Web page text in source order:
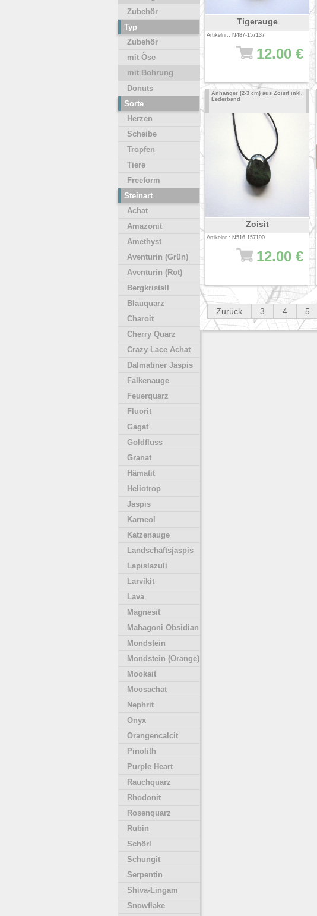
Tigerauge
Artikelnr.: N487-157137
12.00 €
Anhänger (2-3 cm) aus Zoisit inkl.
Lederband
Zoisit
Artikelnr.: N516-157190
12.00 €
Zurück 3 4 5
Zubehör
Typ
Zubehör
mit Öse
mit Bohrung
Donuts
Sorte
Herzen
Scheibe
Tropfen
Tiere
Freeform
Steinart
Achat
Amazonit
Amethyst
Aventurin (Grün)
Aventurin (Rot)
Bergkristall
Blauquarz
Charoit
Cherry Quarz
Crazy Lace Achat
Dalmatiner Jaspis
Falkenauge
Feuerquarz
Fluorit
Gagat
Goldfluss
Granat
Hämatit
Heliotrop
Jaspis
Karneol
Katzenauge
Landschaftsjaspis
Lapislazuli
Larvikit
Lava
Magnesit
Mahagoni Obsidian
Mondstein
Mondstein (Orange)
Mookait
Moosachat
Nephrit
Onyx
Orangencalcit
Pinolith
Purple Heart
Rauchquarz
Rhodonit
Rosenquarz
Rubin
Schörl
Schungit
Serpentin
Shiva-Lingam
Snowflake